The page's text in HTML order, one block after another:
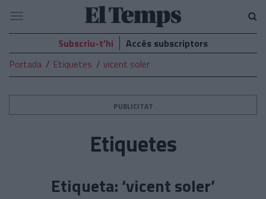
El
Temps
Navegació
Subscriu-t’hi
Accés subscriptors
Portada
Etiquetes vicent soler
PUBLICITAT
Etiquetes
Etiqueta: ‘vicent soler’